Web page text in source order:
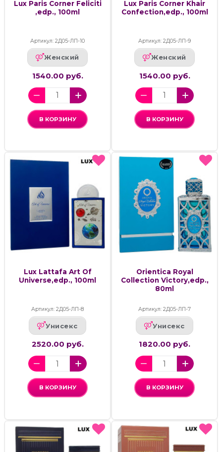
Lux Paris Corner Feliciti
,edp., 100ml
Артикул: 2Д05-ЛП-10
Женский
1540.00 руб.
В КОРЗИНУ
Lux Paris Corner Khair
Confection,edp., 100ml
Артикул: 2Д05-ЛП-9
Женский
1540.00 руб.
В КОРЗИНУ
Lux Lattafa Art Of
Universe,edp., 100ml
Артикул: 2Д05-ЛП-8
Унисекс
2520.00 руб.
В КОРЗИНУ
Orientica Royal
Collection Victory,edp.,
80ml
Артикул: 2Д05-ЛП-7
Унисекс
1820.00 руб.
В КОРЗИНУ